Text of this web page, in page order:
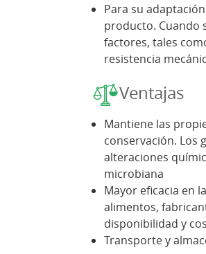
Para su
producto. Cuando
factores, tales
resistencia
Ventajas
Mantiene las
conservación. Los
alteraciones
microbiana
Mayor eficacia en
alimentos,
disponibilidad y
Transporte y